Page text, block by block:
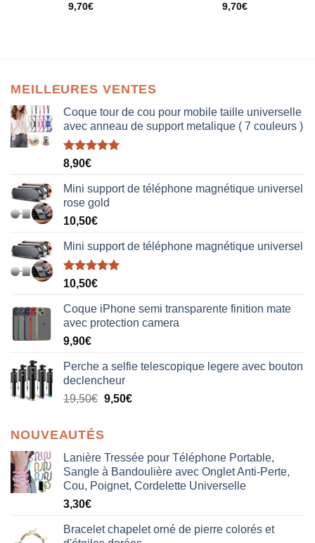
9,70€
9,70€
MEILLEURES VENTES
Coque tour de cou pour mobile taille universelle
avec anneau de support metalique ( 7 couleurs )
Note5.00
8,90€
Mini support de téléphone magnétique universel
rose gold
10,50€
Mini support de téléphone magnétique universel
Note5.00
10,50€
Coque iPhone semi transparente finition mate
avec protection camera
9,90€
Perche a selfie telescopique legere avec bouton
declencheur
19,50€ 9,50€
NOUVEAUTÉS
Lanière Tressée pour Téléphone Portable,
Sangle à Bandoulière avec Onglet Anti-Perte,
Cou, Poignet, Cordelette Universelle
3,30€
Bracelet chapelet orné de pierre colorés et